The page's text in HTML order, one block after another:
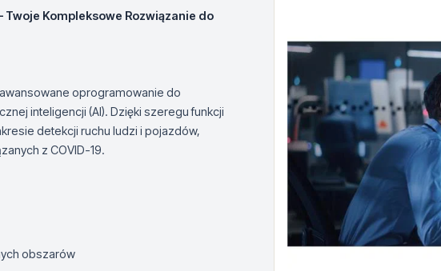
Twoje Kompleksowe Rozwiązanie do
oprogramowanie do
inteligencji (AI). Dzięki szeregu funkcji
detekcji ruchu ludzi i pojazdów,
z COVID-19.
obszarów